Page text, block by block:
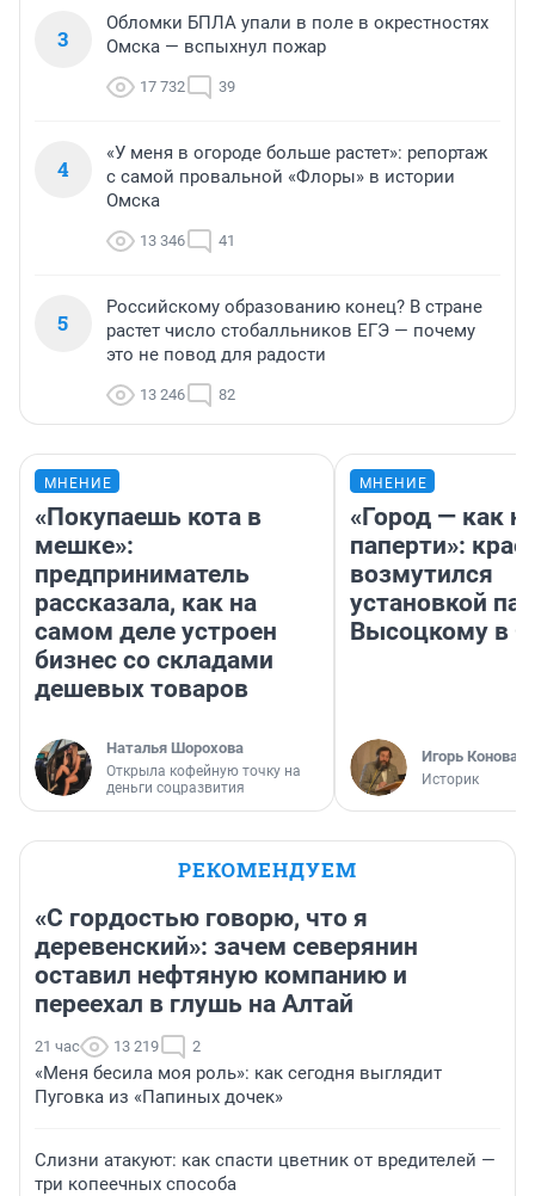
3
Обломки БПЛА упали в поле в окрестностях
Омска — вспыхнул пожар
17 732 39
4
«У меня в огороде больше растет»: репортаж
с самой провальной «Флоры» в истории
Омска
13 346 41
5
Российскому образованию конец? В стране
растет число стобалльников ЕГЭ — почему
это не повод для радости
13 246 82
МНЕНИЕ
«Покупаешь кота в
мешке»:
предприниматель
рассказала, как на
самом деле устроен
бизнес со складами
дешевых товаров
Наталья Шорохова
Открыла кофейную точку на
деньги соцразвития
МНЕНИЕ
«Город — как
паперти»:
возмутился
установкой
Высоцкому в
Игорь
Историк
РЕКОМЕНДУЕМ
«С гордостью говорю, что я
деревенский»: зачем северянин
оставил нефтяную компанию и
переехал в глушь на Алтай
21 час 13 219 2
«Меня бесила моя роль»: как сегодня выглядит
Пуговка из «Папиных дочек»
Слизни атакуют: как спасти цветник от вредителей —
три копеечных способа